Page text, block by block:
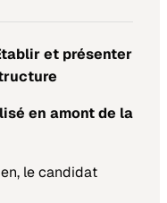
et présenter
en amont de la
le candidat